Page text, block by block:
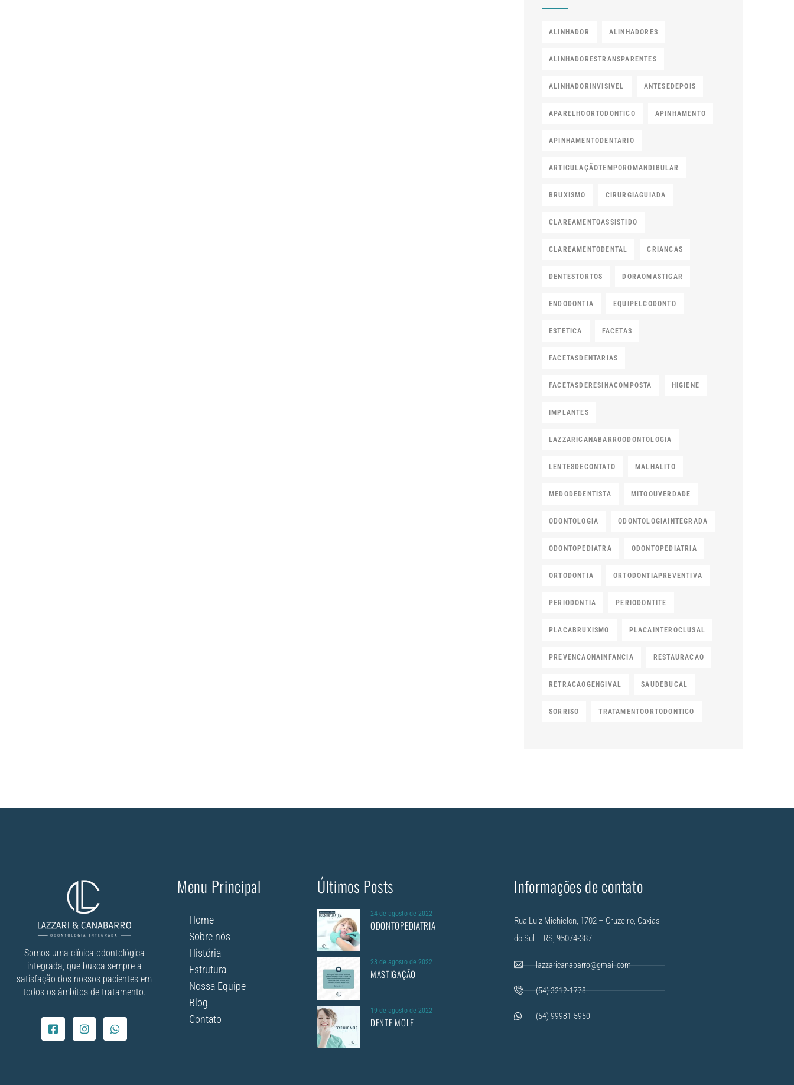
ALINHADOR ALINHADORES
ALINHADORESTRANSPARENTES
ALINHADORINVISIVEL ANTESEDEPOIS
APARELHOORTODONTICO APINHAMENTO
APINHAMENTODENTARIO
ARTICULAÇÃOTEMPOROMANDIBULAR
BRUXISMO CIRURGIAGUIADA
CLAREAMENTOASSISTIDO
CLAREAMENTODENTAL CRIANCAS
DENTESTORTOS DORAOMASTIGAR
ENDODONTIA EQUIPELCODONTO
ESTETICA FACETAS
FACETASDENTARIAS
FACETASDERESINACOMPOSTA HIGIENE
IMPLANTES
LAZZARICANABARROODONTOLOGIA
LENTESDECONTATO MALHALITO
MEDODEDENTISTA MITOOUVERDADE
ODONTOLOGIA ODONTOLOGIAINTEGRADA
ODONTOPEDIATRA ODONTOPEDIATRIA
ORTODONTIA ORTODONTIAPREVENTIVA
PERIODONTIA PERIODONTITE
PLACABRUXISMO PLACAINTEROCLUSAL
PREVENCAONAINFANCIA RESTAURACAO
RETRACAOGENGIVAL SAUDEBUCAL
SORRISO TRATAMENTOORTODONTICO
Somos uma clínica odontológica
integrada, que busca sempre a
satisfação dos nossos pacientes em
todos os âmbitos de tratamento.
Menu Principal
Home
Sobre nós
História
Estrutura
Nossa Equipe
Blog
Contato
Últimos Posts
24 de agosto de 2022
ODONTOPEDIATRIA
23 de agosto de 2022
MASTIGAÇÃO
19 de agosto de 2022
DENTE MOLE
Informações de contato
Rua Luiz Michielon, 1702 – Cruzeiro, Caxias
do Sul – RS, 95074-387
lazzaricanabarro@gmail.com
(54) 3212-1778
(54) 99981-5950